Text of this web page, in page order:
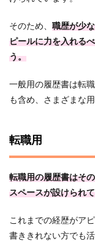
そのため、 職歴が少
ピールに力を入れる
う。
一般用の履歴書は転
も含め、さまざまな
転職用
転職用の履歴書はそ
スペースが設けられ
これまでの経歴がア
書ききれない方でも活